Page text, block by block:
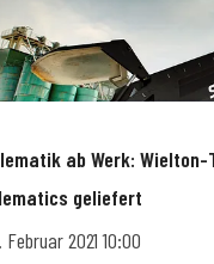
ab Werk:
geliefert
Februar 2021 10:00